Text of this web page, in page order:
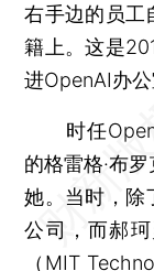
右手边的员工
籍上。这是
进OpenAI办公
时任
的格雷格·布
她。当时，除
公司，而郝
（MIT